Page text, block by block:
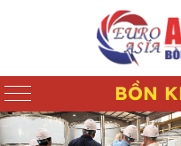
BỒN